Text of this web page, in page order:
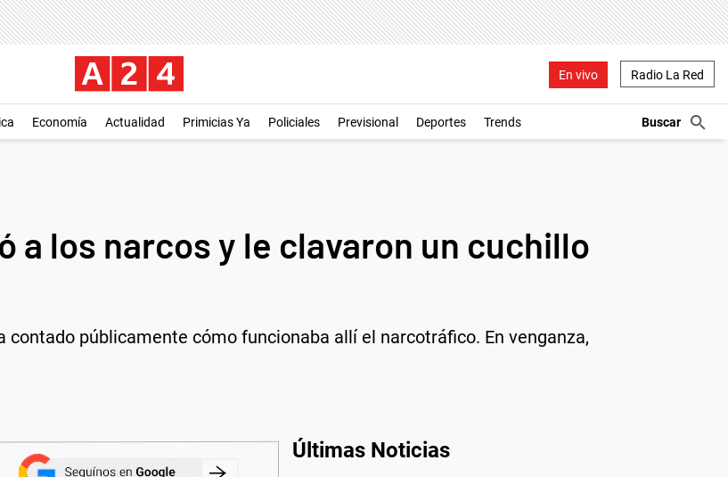
En vivo Radio La Red
Economía Actualidad Primicias Ya Policiales Previsional Deportes Trends
a los narcos y le clavaron un cuchillo
contado públicamente cómo funcionaba allí el narcotráfico. En venganza,
Últimas Noticias